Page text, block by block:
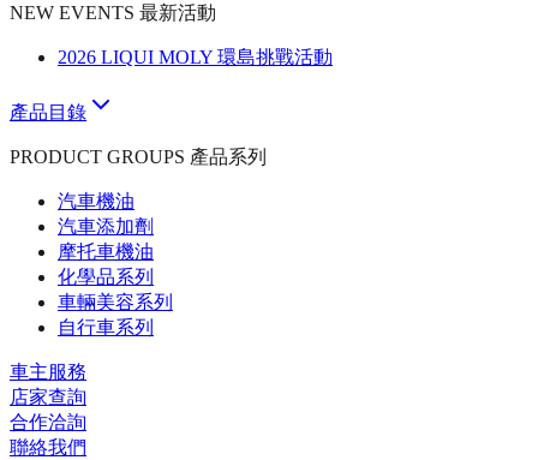
NEW EVENTS 最新活動
2026 LIQUI MOLY 環島挑戰活動
產品目錄
PRODUCT GROUPS 產品系列
汽車機油
汽車添加劑
摩托車機油
化學品系列
車輛美容系列
自行車系列
車主服務
店家查詢
合作洽詢
聯絡我們